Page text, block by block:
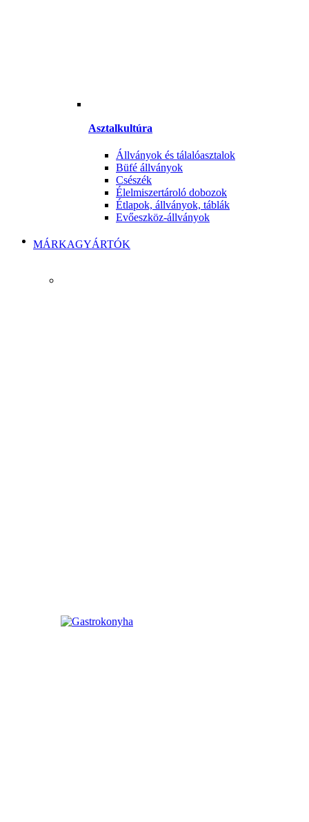
Asztalkultúra
Állványok és tálalóasztalok
Büfé állványok
Csészék
Élelmiszertároló dobozok
Étlapok, állványok, táblák
Evőeszköz-állványok
MÁRKAGYÁRTÓK